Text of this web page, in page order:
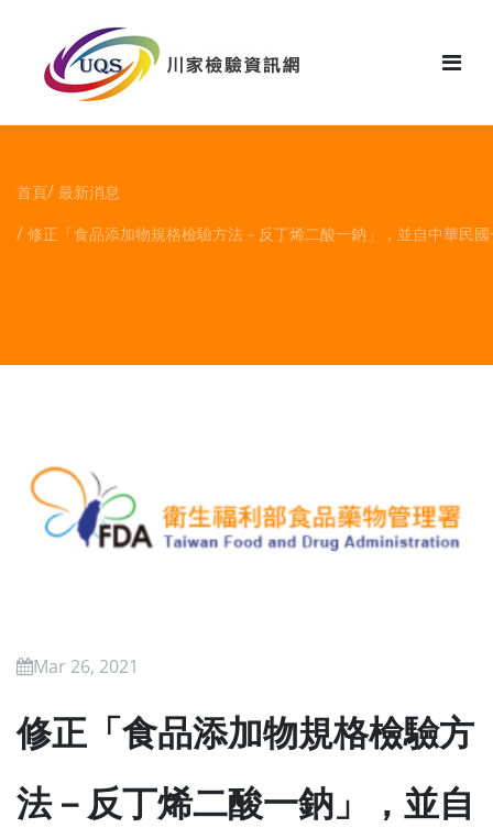
首頁 最新消息
修正「食品添加物規格檢驗方法－反丁烯二酸一鈉」，並自中華民
Mar 26, 2021
修正「食品添加物規格檢驗方
法－反丁烯二酸一鈉」，並自